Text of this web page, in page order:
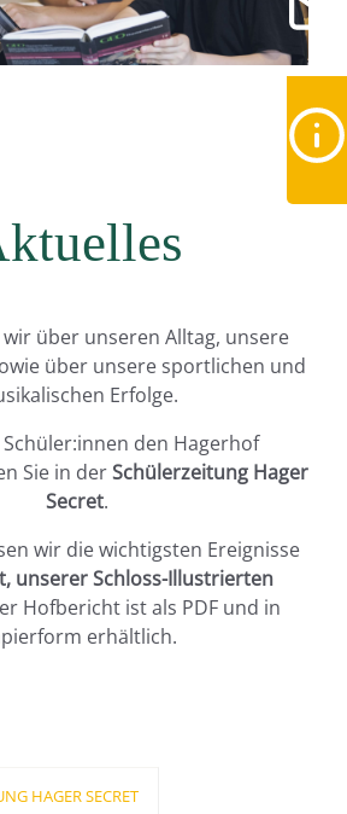
über unseren Alltag, unsere
über unsere sportlichen und
Erfolge.
den Hagerhof
Sie in derSchülerzeitung Hager
Secret.
wir die wichtigsten Ereignisse
unserer Schloss-Illustrierten
Hofbericht ist als PDF und in
erhältlich.
HAGER SECRET